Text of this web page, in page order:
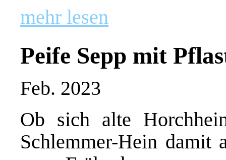
mehr lesen
Peife Sepp mit
Feb. 2023
Ob sich alte
Schlemmer-Hein damit